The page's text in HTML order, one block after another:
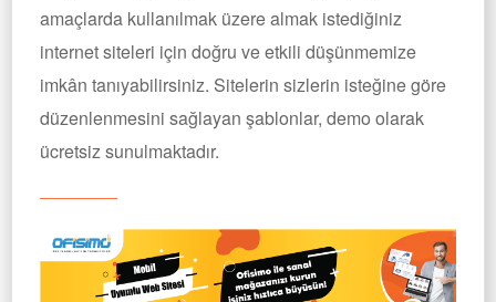
amaçlarda kullanılmak üzere almak istediğiniz
internet siteleri için doğru ve etkili düşünmemize
imkân tanıyabilirsiniz. Sitelerin sizlerin isteğine göre
düzenlenmesini sağlayan şablonlar, demo olarak
ücretsiz sunulmaktadır.